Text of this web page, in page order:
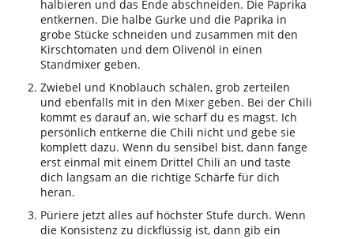
halbieren und das Ende abschneiden. Die Paprika
entkernen. Die halbe Gurke und die Paprika in
grobe Stücke schneiden und zusammen mit den
Kirschtomaten und dem Olivenöl in einen
Standmixer geben.
Zwiebel und Knoblauch schälen, grob zerteilen
und ebenfalls mit in den Mixer geben. Bei der Chili
kommt es darauf an, wie scharf du es magst. Ich
persönlich entkerne die Chili nicht und gebe sie
komplett dazu. Wenn du sensibel bist, dann fange
erst einmal mit einem Drittel Chili an und taste
dich langsam an die richtige Schärfe für dich
heran.
Püriere jetzt alles auf höchster Stufe durch. Wenn
die Konsistenz zu dickflüssig ist, dann gib ein